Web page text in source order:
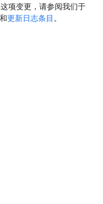
项变更，请参阅我们于
和更新日志条目 。